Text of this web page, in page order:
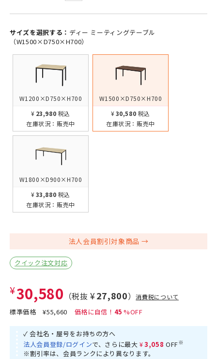
サイズを選択する： ディー ミーティングテーブル
（W1500×D750×H700）
W1200×D750×H700
¥23,980 税込
在庫状況： 販売中
W1500×D750×H700
¥30,580 税込
在庫状況： 販売中
W1800×D900×H700
¥33,880 税込
在庫状況： 販売中
法人会員割引対象商品
クイック注文対応
¥30,580 （税抜 ¥27,800）消費税について
標準価格¥55,660 45
✓ 会社名・屋号をお持ちの方へ
法人会員登録/ログインで、さらに最大 ¥3,058 OFF※
※割引率は、会員ランクにより異なります。